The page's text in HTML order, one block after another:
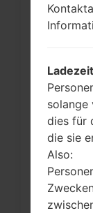
Wie
auf...
Ladezeit
solange
dies für
die sie
Also: